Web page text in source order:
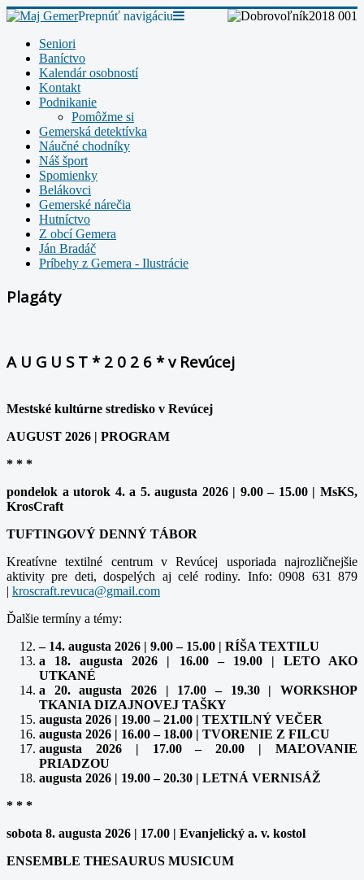
Prepnúť navigáciu
Seniori
Baníctvo
Kalendár osobností
Kontakt
Podnikanie
Pomôžme si
Gemerská detektívka
Náučné chodníky
Náš šport
Spomienky
Belákovci
Gemerské nárečia
Hutníctvo
Z obcí Gemera
Ján Bradáč
Príbehy z Gemera - Ilustrácie
Plagáty
A U G U S T * 2 0 2 6 * v Revúcej
Mestské kultúrne stredisko v Revúcej
AUGUST 2026 | PROGRAM
* * *
pondelok a utorok 4. a 5. augusta 2026 | 9.00 – 15.00 | MsKS,
KrosCraft
TUFTINGOVÝ DENNÝ TÁBOR
Kreatívne textilné centrum v Revúcej usporiada najrozličnejšie
aktivity pre deti, dospelých aj celé rodiny. Info: 0908 631 879
|
Ďalšie termíny a témy:
– 14. augusta 2026 | 9.00 – 15.00 | RÍŠA TEXTILU
a 18. augusta 2026 | 16.00 – 19.00 | LETO AKO
UTKANÉ
a 20. augusta 2026 | 17.00 – 19.30 | WORKSHOP
TKANIA DIZAJNOVEJ TAŠKY
augusta 2026 | 19.00 – 21.00 | TEXTILNÝ VEČER
augusta 2026 | 16.00 – 18.00 | TVORENIE Z FILCU
augusta 2026 | 17.00 – 20.00 | MAĽOVANIE
PRIADZOU
augusta 2026 | 19.00 – 20.30 | LETNÁ VERNISÁŽ
* * *
sobota 8. augusta 2026 | 17.00 | Evanjelický a. v. kostol
ENSEMBLE THESAURUS MUSICUM